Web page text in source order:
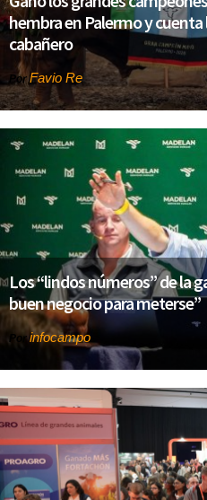
hembra en Palermo y
cabañero
PorFavio Re
Los “lindos números” de la
buen negocio para meterse”
Porinfocampo